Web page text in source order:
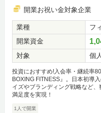
開業お祝い金対象企業
業種
フ
開業資金
対象 個
投資におすすめ!入会率・継続率
BOXING FITNESS』。日本初導
イズやブランディング戦略など
満足度を実現！
1人で開業